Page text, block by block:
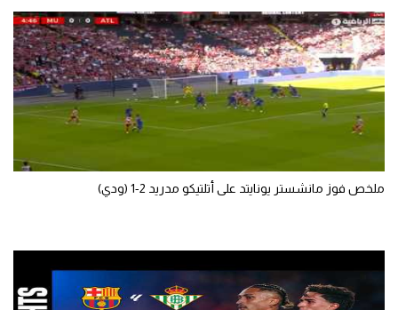
أقسام خاصة
Gamers
ميركاتو
تحقيق في الجول
تقرير في الجول
تحليل في الجول
كويز في الجول
فيديو في الجول
ملخص فوز مانشستر يونايتد على أتلتيكو مدريد 2-1 (ودي)